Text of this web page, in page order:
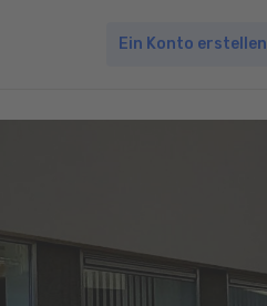
Ein Konto erstellen